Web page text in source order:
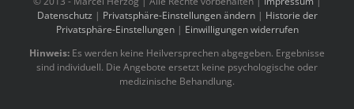
Datenschutz | Privatsphäre-Einstellungen ändern| Historie der
Privatsphäre-Einstellungen| Einwilligungen widerrufen
Hinweis: Es werden keine Heilversprechen abgegeben. Ergebnisse
sind individuell. Die Angebote ersetzt keine psychologische oder
medizinische Behandlung.